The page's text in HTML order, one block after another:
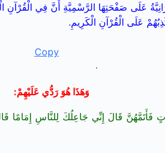
عَلَى صَفْحَتِهَا الرَّسْمِيَّةِ أَنَّ فِي الْقُرْآنِ
عَلَى الْقُرْآنِ الْكَرِيمِ.
.
وَهَذَا هُوَ رَدُّي عَلَيْهِمْ:
فَأَتَمَّهُنَّ قَالَ إِنِّي جَاعِلُكَ لِلنَّاسِ إِمَامًا